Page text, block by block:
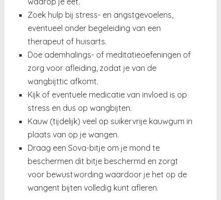
Zoek hulp bij stress- en angstgevoelens,
eventueel onder begeleiding van een
therapeut of huisarts.
Doe ademhalings- of meditatieoefeningen of
zorg voor afleiding, zodat je van de
wangbijttic afkomt.
Kijk of eventuele medicatie van invloed is op
stress en dus op wangbijten.
Kauw (tijdelijk) veel op suikervrije kauwgum in
plaats van op je wangen.
Draag een Sova-bitje om je mond te
beschermen dit bitje beschermd en zorgt
voor bewustwording waardoor je het op de
wangent bijten volledig kunt afleren.